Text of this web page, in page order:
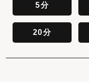
5分
20分